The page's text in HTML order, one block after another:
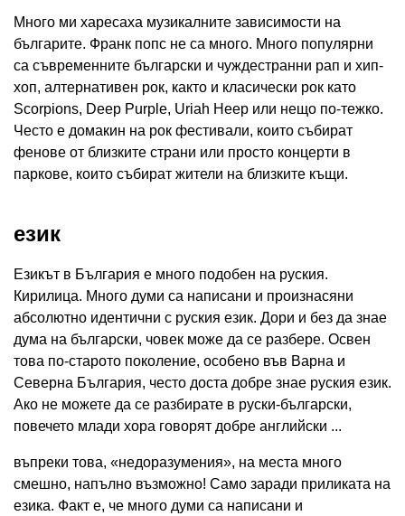
Много ми харесаха музикалните зависимости на
българите. Франк попс не са много. Много популярни
са съвременните български и чуждестранни рап и хип-
хоп, алтернативен рок, както и класически рок като
Scorpions, Deep Purple, Uriah Heep или нещо по-тежко.
Често е домакин на рок фестивали, които събират
фенове от близките страни или просто концерти в
паркове, които събират жители на близките къщи.
език
Езикът в България е много подобен на руския.
Кирилица. Много думи са написани и произнасяни
абсолютно идентични с руския език. Дори и без да знае
дума на български, човек може да се разбере. Освен
това по-старото поколение, особено във Варна и
Северна България, често доста добре знае руския език.
Ако не можете да се разбирате в руски-български,
повечето млади хора говорят добре английски ...
въпреки това, «недоразумения», на места много
смешно, напълно възможно! Само заради приликата на
езика. Факт е, че много думи са написани и